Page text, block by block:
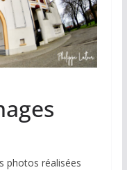
photos réalisées